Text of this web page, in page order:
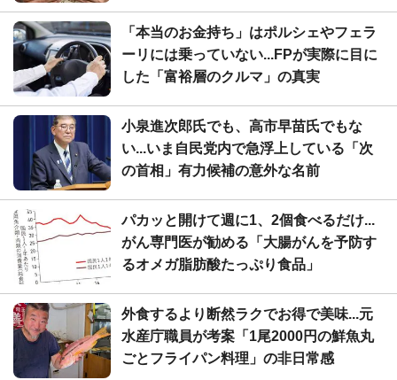
「本当のお金持ち」はポルシェやフェラ
ーリには乗っていない...FPが実際に目に
した「富裕層のクルマ」の真実
小泉進次郎氏でも、高市早苗氏でもな
い...いま自民党内で急浮上している「次
の首相」有力候補の意外な名前
パカッと開けて週に1、2個食べるだけ...
がん専門医が勧める「大腸がんを予防す
るオメガ脂肪酸たっぷり食品」
外食するより断然ラクでお得で美味...元
水産庁職員が考案「1尾2000円の鮮魚丸
ごとフライパン料理」の非日常感